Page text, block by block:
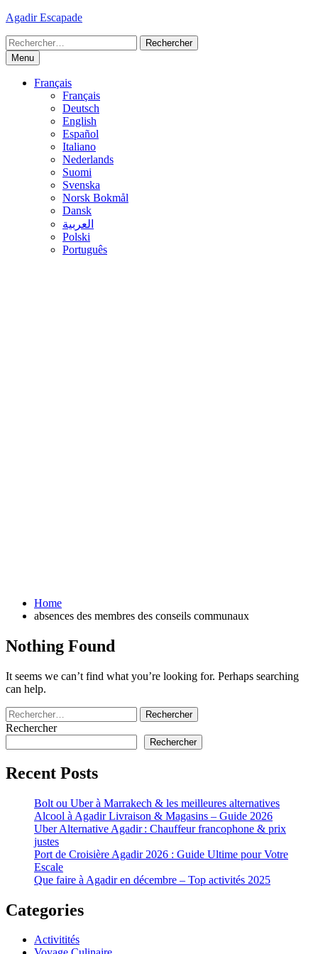
Skip
content
Agadir Escapade
Rechercher :
Menu
Français
Français
Deutsch
English
Español
Italiano
Nederlands
Suomi
Svenska
Norsk Bokmål
Dansk
العربية
Polski
Português
Home
absences des membres des conseils communaux
Nothing Found
It seems we can’t find what you’re looking for. Perhaps searching
can help.
Rechercher :
Rechercher
Rechercher
Recent Posts
Bolt ou Uber à Marrakech & les meilleures alternatives
Alcool à Agadir Livraison & Magasins – Guide 2026
Uber Alternative Agadir : Chauffeur francophone & prix
justes
Port de Croisière Agadir 2026 : Guide Ultime pour Votre
Escale
Que faire à Agadir en décembre – Top activités 2025
Categories
Activitités